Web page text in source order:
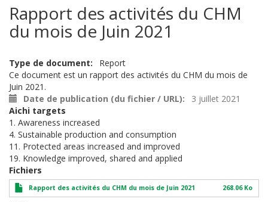
Rapport des activités du CHM
du mois de Juin 2021
Type de document
Report
Ce document est un rapport des activités du CHM du mois de
Juin 2021.
Date de publication (du fichier / URL)
3 juillet 2021
Aichi targets
1. Awareness increased
4. Sustainable production and consumption
11. Protected areas increased and improved
19. Knowledge improved, shared and applied
Fichiers
Rapport des activités du CHM du mois de Juin 2021 268.06 Ko